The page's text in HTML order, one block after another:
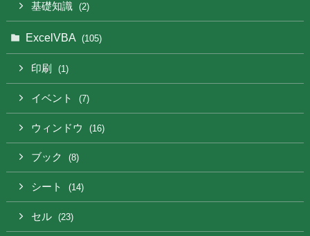
基礎知識 (2)
ExcelVBA (105)
印刷 (1)
イベント (7)
ウィンドウ (16)
ブック (8)
シート (14)
セル (23)